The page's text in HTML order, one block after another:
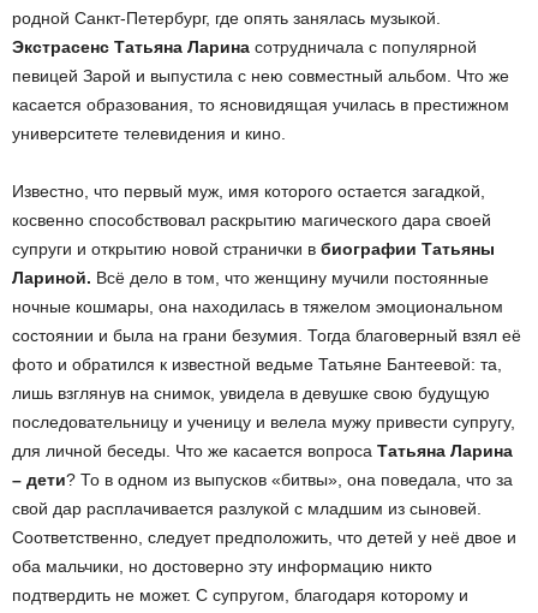
родной Санкт-Петербург, где опять занялась музыкой.
Экстрасенс Татьяна Ларина сотрудничала с популярной
певицей Зарой и выпустила с нею совместный альбом. Что же
касается образования, то ясновидящая училась в престижном
университете телевидения и кино.
Известно, что первый муж, имя которого остается загадкой,
косвенно способствовал раскрытию магического дара своей
супруги и открытию новой странички в биографии Татьяны
Лариной. Всё дело в том, что женщину мучили постоянные
ночные кошмары, она находилась в тяжелом эмоциональном
состоянии и была на грани безумия. Тогда благоверный взял её
фото и обратился к известной ведьме Татьяне Бантеевой: та,
лишь взглянув на снимок, увидела в девушке свою будущую
последовательницу и ученицу и велела мужу привести супругу,
для личной беседы. Что же касается вопроса Татьяна Ларина
– дети? То в одном из выпусков «битвы», она поведала, что за
свой дар расплачивается разлукой с младшим из сыновей.
Соответственно, следует предположить, что детей у неё двое и
оба мальчики, но достоверно эту информацию никто
подтвердить не может. С супругом, благодаря которому и